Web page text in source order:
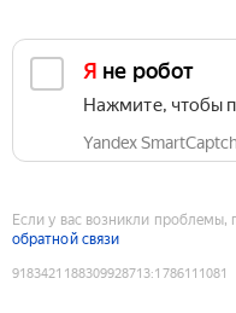
Я не робот
Нажмите, чтобы
Yandex
Если у вас возникли проблемы,
обратной связи
9183421188309928713:1786111081